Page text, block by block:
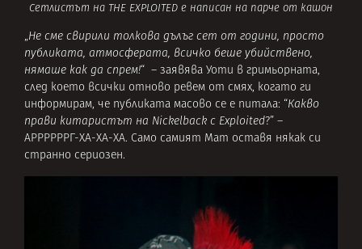
Сетлистът на THE EXPLOITED е написан на парче от кашон
„Не сме свирили толкова дълъг сет от години, просто
публиката, атмосферата, всичко беше убийствено,
нямашe как да спрем!“ – заявява Уоти в гримьорната,
след което всички отново ревем от смях, когато ги
информирам, че публиката масово се е питала: “Какво
прави китаристът на Nickelback с Exploited?” –
АРРРРРРГ-ХА-ХА-ХА. Само самият Мат оставя някак си
странно сериозен.